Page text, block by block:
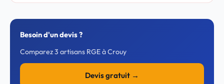
Besoin d'un devis ?
Comparez 3 artisans RGE à Crouy
Devis gratuit →